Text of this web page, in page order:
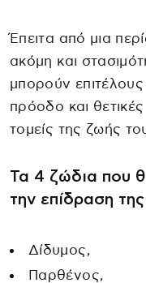
Έπειτα από μια
ακόμη και
μπορούν
πρόοδο και
τομείς της ζωής
Τα 4 ζώδια που
την επίδραση
Δίδυμος,
Παρθένος,